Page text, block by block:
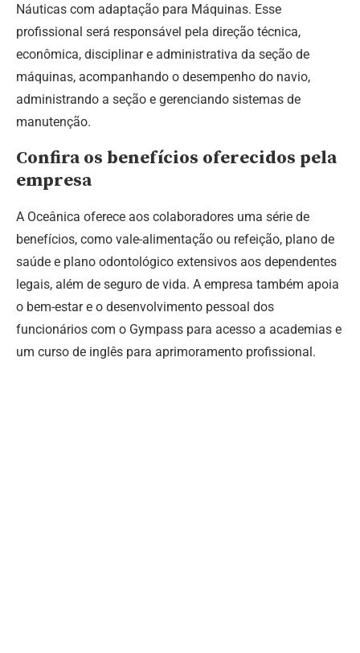
Náuticas com adaptação para Máquinas. Esse
profissional será responsável pela direção técnica,
econômica, disciplinar e administrativa da seção de
máquinas, acompanhando o desempenho do navio,
administrando a seção e gerenciando sistemas de
manutenção.
Confira os benefícios oferecidos pela
empresa
A Oceânica oferece aos colaboradores uma série de
benefícios, como vale-alimentação ou refeição, plano de
saúde e plano odontológico extensivos aos dependentes
legais, além de seguro de vida. A empresa também apoia
o bem-estar e o desenvolvimento pessoal dos
funcionários com o Gympass para acesso a academias e
um curso de inglês para aprimoramento profissional.